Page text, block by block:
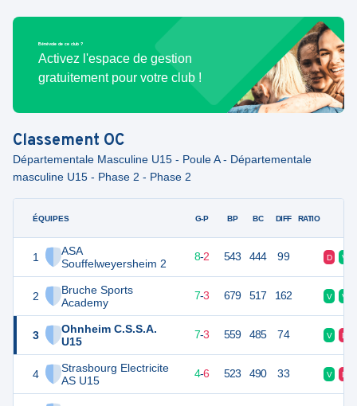
Bénévole de ce club ?
Activez l'espace de gestion
gratuitement pour votre club !
Classement OC
Départementale Masculine U15 - Poule A - Départementale
masculine U15 - Phase 2 - Phase 2
ÉQUIPES
1
ASA
Souffelweyersheim 2
2
Bruche Sports
Academy
3
Ohnheim C.S.S.A.
U15
4
Strasbourg Electricite
AS U15
G-P BP BC DIFF RATIO
18 8-2 543 444 99 D V
7-3 679 517 162 V V
17 7-3 559 485 74 V D
14 10 4-6 523 490 33 V D